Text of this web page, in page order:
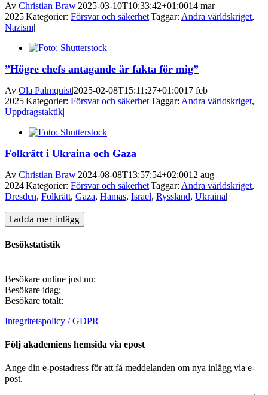
Av Christian Braw|2025-03-10T10:33:42+01:0014 mar
2025|Kategorier: Försvar och säkerhet|Taggar: Andra världskriget,
Nazism|
”Högre chefs antagande är fakta för mig”
Av Ola Palmquist|2025-02-08T15:11:27+01:0017 feb
2025|Kategorier: Försvar och säkerhet|Taggar: Andra världskriget,
Uppdragstaktik|
Folkrätt i Ukraina och Gaza
Av Christian Braw|2024-08-08T13:57:54+02:0012 aug
2024|Kategorier: Försvar och säkerhet|Taggar: Andra världskriget,
Dresden, Folkrätt, Gaza, Hamas, Israel, Ryssland, Ukraina|
Ladda mer inlägg
Besökstatistik
Besökare online just nu:
Besökare idag:
Besökare totalt:
Integritetspolicy / GDPR
Följ akademiens hemsida via epost
Ange din e-postadress för att få meddelanden om nya inlägg via e-
post.